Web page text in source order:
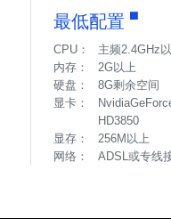
最低配置
CPU：
主频2.4GHz
内存：
2G以上
硬盘：
8G剩余空间
显卡：
HD3850
显存：
256M以上
网络：
ADSL或专线